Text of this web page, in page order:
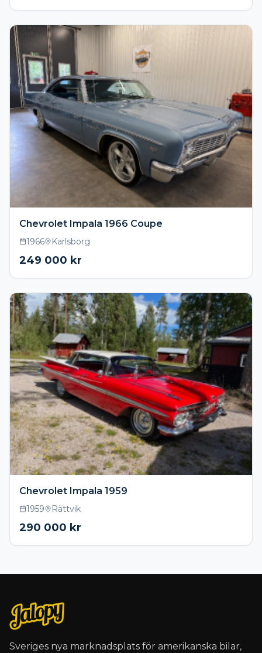
Chevrolet Impala 1966 Coupe
1966 Karlsborg
249 000 kr
Chevrolet Impala 1959
1959 Rättvik
290 000 kr
Sveriges nya marknadsplats för amerikanska bilar,